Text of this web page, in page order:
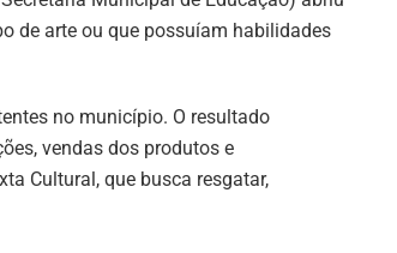
de arte ou que possuíam habilidades
no município. O resultado
vendas dos produtos e
Cultural, que busca resgatar,